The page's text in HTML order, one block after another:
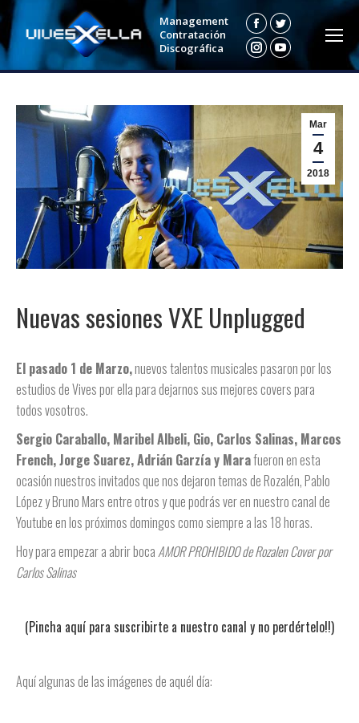
Management
Contratación
Discográfica
FacebookTwitter
Instagram
YouTube
Mar
4
2018
Nuevas sesiones VXE Unplugged
El pasado 1 de Marzo,nuevos talentos musicales pasaron por los
estudios de Vives por ella para dejarnos sus mejores covers para
todos vosotros.
Sergio Caraballo, Maribel Albeli, Gio, Carlos Salinas, Marcos
French, Jorge Suarez, Adrián Garzía y Marafueron en esta
ocasión nuestros invitados que nos dejaron temas de Rozalén, Pablo
López y Bruno Mars entre otros y que podrás ver en nuestro canal de
Youtube en los próximos domingos como siempre a las 18 horas.
Hoy para empezar a abrir bocaAMOR PROHIBIDO de Rozalen Cover por
Carlos Salinas
(Pincha aquí para suscribirte a nuestro canal y no perdértelo!!)
Aquí algunas de las imágenes de aquél día: